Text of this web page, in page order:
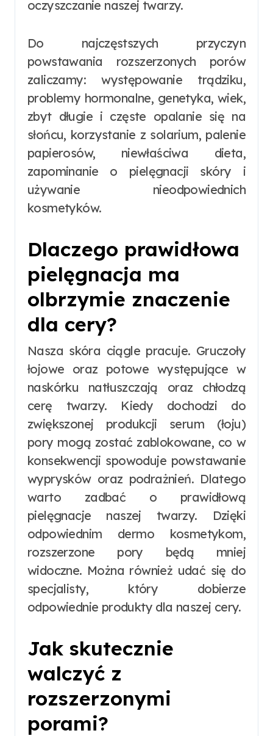
oczyszczanie naszej twarzy.
Do najczęstszych przyczyn
powstawania rozszerzonych porów
zaliczamy: występowanie trądziku,
problemy hormonalne, genetyka, wiek,
zbyt długie i częste opalanie się na
słońcu, korzystanie z solarium, palenie
papierosów, niewłaściwa dieta,
zapominanie o pielęgnacji skóry i
używanie nieodpowiednich
kosmetyków.
Dlaczego prawidłowa
pielęgnacja ma
olbrzymie znaczenie
dla cery?
Nasza skóra ciągle pracuje. Gruczoły
łojowe oraz potowe występujące w
naskórku natłuszczają oraz chłodzą
cerę twarzy. Kiedy dochodzi do
zwiększonej produkcji serum (łoju)
pory mogą zostać zablokowane, co w
konsekwencji spowoduje powstawanie
wyprysków oraz podrażnień. Dlatego
warto zadbać o prawidłową
pielęgnacje naszej twarzy. Dzięki
odpowiednim dermo kosmetykom,
rozszerzone pory będą mniej
widoczne. Można również udać się do
specjalisty, który dobierze
odpowiednie produkty dla naszej cery.
Jak skutecznie
walczyć z
rozszerzonymi
porami?